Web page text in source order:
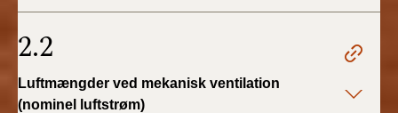
2.2
Luftmængder ved mekanisk ventilation
(nominel luftstrøm)